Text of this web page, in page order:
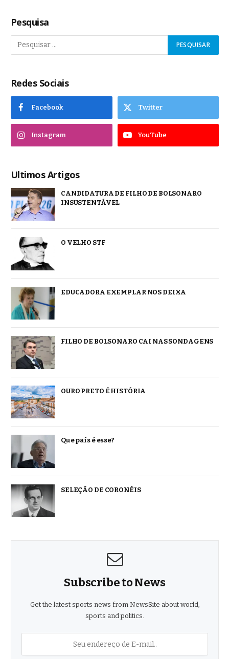
Pesquisa
Redes Sociais
Facebook Twitter
Instagram YouTube
Ultimos Artigos
CANDIDATURA DE FILHO DE BOLSONARO
INSUSTENTÁVEL
O VELHO STF
EDUCADORA EXEMPLAR NOS DEIXA
FILHO DE BOLSONARO CAI NAS SONDAGENS
OURO PRETO É HISTÓRIA
Que país é esse?
SELEÇÃO DE CORONÉIS
Subscribe to News
Get the latest sports news from NewsSite about world,
sports and politics.